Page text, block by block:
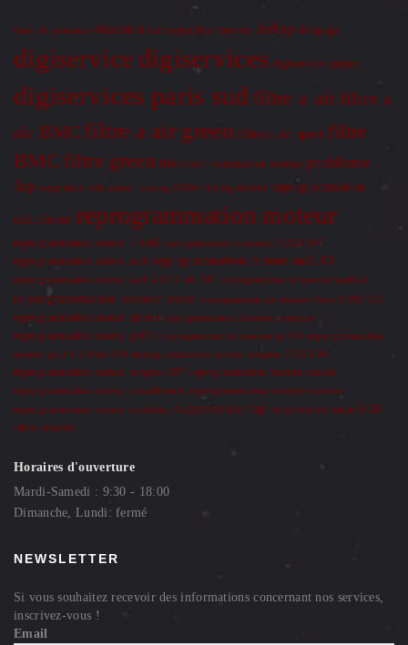
banc de puissance blacktint cartographie moteur defap defapage
digiservice digiservices digiservices grigny
digiservices paris sud filtre a air filtre a
air BMC filtre a air green filtre a air sport filtre
BMC filtre green filtre sport optimisation moteur probleme
fap reparation calculateur reprog BMW reprog moteur reprogrammation
calculateur reprogrammation moteur
reprogrammation moteur 1.6 tdi reprogrammation moteur 325D 197
reprogrammation moteur audi reprogrammation moteur audi A3
reprogrammation moteur audi A3 2.0 tdi 140 reprogrammation moteur audi s4
reprogrammation moteur bmw reprogrammation moteur bmw 118D 122
reprogrammation moteur citroen reprogrammation moteur essonne
reprogrammation moteur golf 5 reprogrammation moteur golf 6 reprogrammation
moteur golf 6 2.0 tdi 110 reprogrammation moteur megane 3 RS 250
reprogrammation moteur peugeot 207 reprogrammation moteur renault
reprogrammation moteur renault trafic reprogrammation moteur scirocco
reprogrammation moteur seat ibiza suppression fap suppression vanne EGR
vitres teintées
Horaires d'ouverture
Mardi-Samedi : 9:30 - 18:00
Dimanche, Lundi: fermé
NEWSLETTER
Si vous souhaitez recevoir des informations concernant nos services,
inscrivez-vous !
Email